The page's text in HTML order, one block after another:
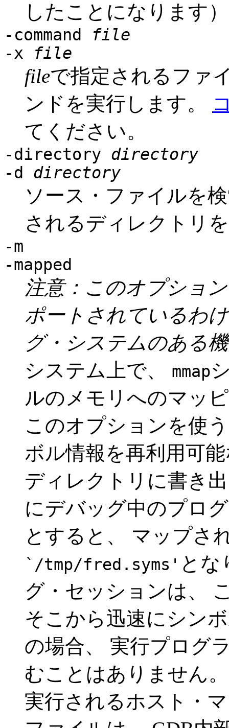
したことになります
-command
file
-x
file
fileで指定されるファ
ンドを実行します。
てください。
-directory directory
-d directory
ソース・ファイルを
されるディレクトリ
-m
-mapped
注意：このオプショ
ポートされているわ
グ・システムのある
システム上で、
mmap
ルのメモリへのマッ
このオプションを使
ボル情報を再利用可
ディレクトリに書き
にデバッグ中のプロ
とすると、 マップさ
`/tmp/fred.syms' とな
グ・セッションは、
そこから迅速にシン
の場合、 実行プログ
むことはありません
実行されるホスト・